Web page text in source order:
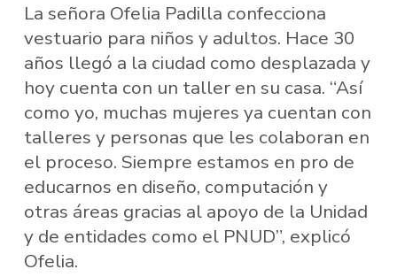
La señora Ofelia Padilla confecciona
vestuario para niños y adultos. Hace 30
años llegó a la ciudad como desplazada y
hoy cuenta con un taller en su casa. “Así
como yo, muchas mujeres ya cuentan con
talleres y personas que les colaboran en
el proceso. Siempre estamos en pro de
educarnos en diseño, computación y
otras áreas gracias al apoyo de la Unidad
y de entidades como el PNUD”, explicó
Ofelia.